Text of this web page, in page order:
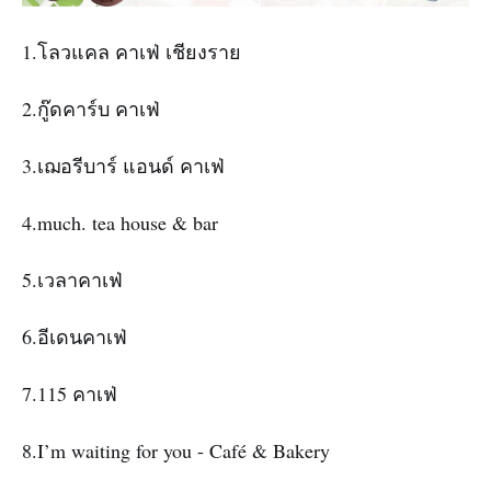
1.โลวแคล คาเฟ่ เชียงราย
2.กู๊ดคาร์บ คาเฟ่
3.เฌอรีบาร์ แอนด์ คาเฟ่
4.much. tea house & bar
5.เวลาคาเฟ่
6.อีเดนคาเฟ่
7.115 คาเฟ่
8.I’m waiting for you - Café & Bakery